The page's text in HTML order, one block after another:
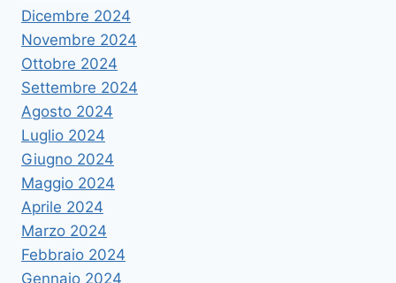
Dicembre 2024
Novembre 2024
Ottobre 2024
Settembre 2024
Agosto 2024
Luglio 2024
Giugno 2024
Maggio 2024
Aprile 2024
Marzo 2024
Febbraio 2024
Gennaio 2024